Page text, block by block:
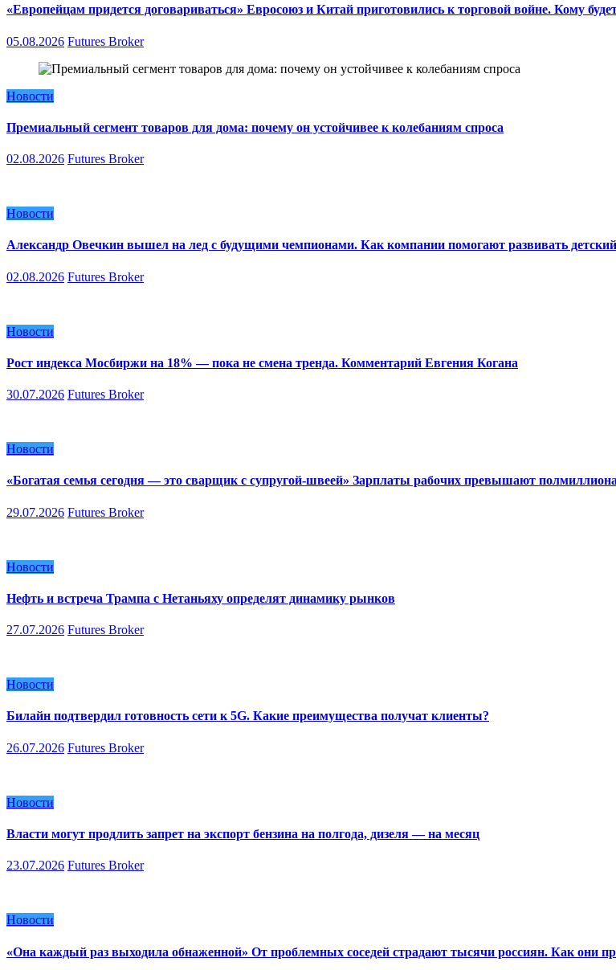
«Европейцам придется договариваться» Евросоюз и Китай приготовились к торговой войне. Кому
05.08.2026 Futures Broker
Новости
Премиальный сегмент товаров для дома: почему он устойчивее к колебаниям спроса
02.08.2026 Futures Broker
Новости
Александр Овечкин вышел на лед с будущими чемпионами. Как компании помогают развивать
02.08.2026 Futures Broker
Новости
Рост индекса Мосбиржи на 18% — пока не смена тренда. Комментарий Евгения Когана
30.07.2026 Futures Broker
Новости
«Богатая семья сегодня — это сварщик с супругой-швеей» Зарплаты рабочих превышают
29.07.2026 Futures Broker
Новости
Нефть и встреча Трампа с Нетаньяху определят динамику рынков
27.07.2026 Futures Broker
Новости
Билайн подтвердил готовность сети к 5G. Какие преимущества получат клиенты?
26.07.2026 Futures Broker
Новости
Власти могут продлить запрет на экспорт бензина на полгода, дизеля — на месяц
23.07.2026 Futures Broker
Новости
«Она каждый раз выходила обнаженной» От проблемных соседей страдают тысячи россиян. Как они